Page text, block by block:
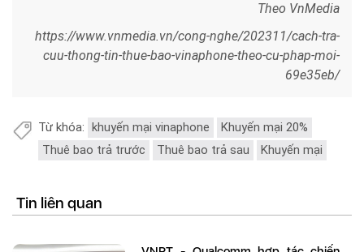
Theo VnMedia
https://www.vnmedia.vn/cong-nghe/202311/cach-tra-
cuu-thong-tin-thue-bao-vinaphone-theo-cu-phap-moi-
69e35eb/
Từ khóa: khuyến mại vinaphone
Khuyến mại 20%
Thuê bao trả trước
Thuê bao trả sau Khuyến mại
Tin liên quan